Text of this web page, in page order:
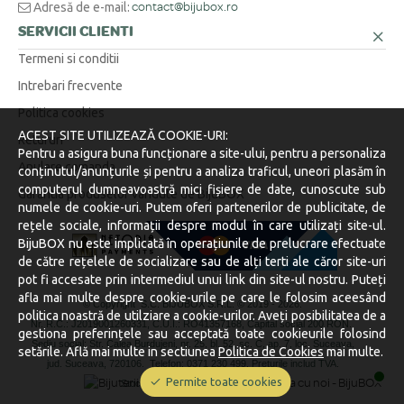
Adresă de e-mail: contact@bijubox.ro
SERVICII CLIENTI
Termeni si conditii
Intrebari frecvente
Politica cookies
Retururi
Anulare comanda
Garantia produselor vandute de BijuBOX
© Copyright S.C. BIJUBOX S.R.L. © 2019 -2026.
Nr. R.C.: J2019001260331, C.U.I.: RO41357168, Capital social 200 RON.
Sediu social: Str. Calea Burdujeni, nr. 25, bl. 52, sc. C, ap. 7, loc. Suceava,
jud. Suceava, 720106.
Telefon: 0371 230 499. Preturile includ TVA.
Stocurile sunt afișate în timp real.
Permite toate cookies
ACEST SITE UTILIZEAZĂ COOKIE-URI:
Pentru a asigura buna funcționare a site-ului, pentru a personaliza
conținutul/anunțurile și pentru a analiza traficul, uneori plasăm în
computerul dumneavoastră mici fișiere de date, cunoscute sub
numele de cookie-uri. Putem oferi partenerilor de publicitate, de
rețele sociale, informații despre modul în care utilizați site-ul.
BijuBOX nu este implicată în operațiunile de prelucrare efectuate
de către rețelele de socializare sau de alți terti ale căror site-uri
pot fi accesate prin intermediul unui link din site-ul nostru. Puteți
afla mai multe despre cookie-urile pe care le folosim aceesând
politica noastră de utilziare a cookie-urilor. Aveți posibilitatea de a
gestiona preferințele sau acceptată toate cookieurile folosind
setările. Află mai multe in sectiunea Politica de Cookiesmai multe.